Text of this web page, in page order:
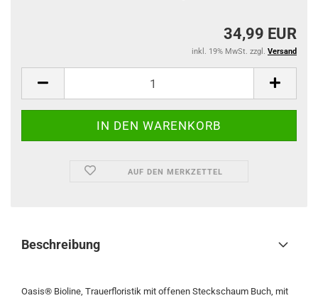
34,99 EUR
inkl. 19% MwSt. zzgl. Versand
AUF DEN MERKZETTEL
Beschreibung
Oasis® Bioline, Trauerfloristik mit offenen Steckschaum Buch, mit